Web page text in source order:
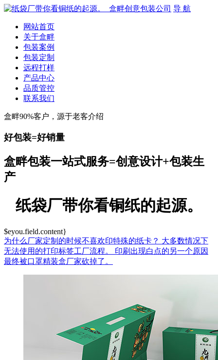
导 航
网站首页
关于盒畔
包装案例
包装定制
远程打样
产品中心
品质管控
联系我们
盒畔90%客户，源于老客介绍
好包装=好销量
盒畔包装一站式服务=创意设计+包装生
产
纸袋厂带你看铜纸的起源。
$eyou.field.content}
为什么厂家定制的时候不喜欢印特殊的纸卡？ 大多数情况下
无法使用的打印标签工厂流程。 印刷出现白点的另一个原因
最终被口罩精装盒厂家砍掉了。